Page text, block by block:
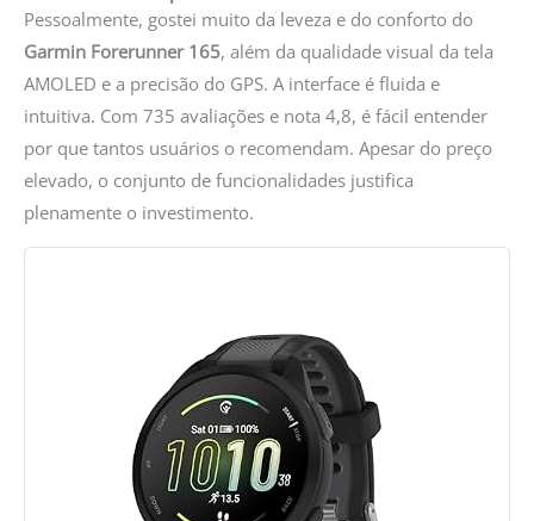
Pessoalmente, gostei muito da leveza e do conforto do
Garmin Forerunner 165, além da qualidade visual da tela
AMOLED e a precisão do GPS. A interface é fluida e
intuitiva. Com 735 avaliações e nota 4,8, é fácil entender
por que tantos usuários o recomendam. Apesar do preço
elevado, o conjunto de funcionalidades justifica
plenamente o investimento.